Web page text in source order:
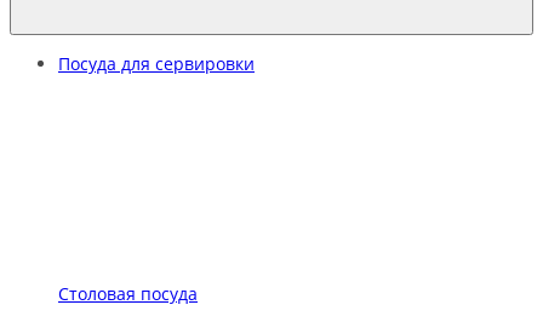
Посуда для сервировки
Столовая посуда